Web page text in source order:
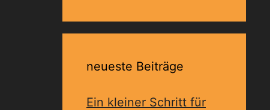
neueste Beiträge
Ein kleiner Schritt für